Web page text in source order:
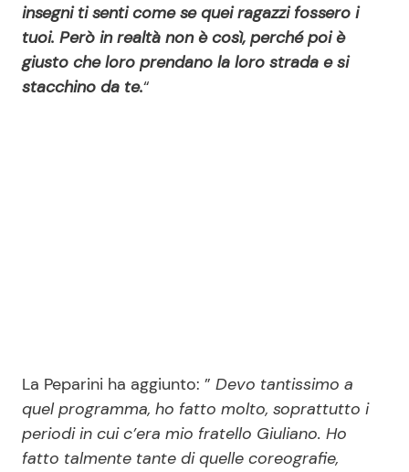
insegni ti senti come se quei ragazzi fossero i
tuoi. Però in realtà non è così, perché poi è
giusto che loro prendano la loro strada e si
stacchino da te.“
La Peparini ha aggiunto: ” Devo tantissimo a
quel programma, ho fatto molto, soprattutto i
periodi in cui c’era mio fratello Giuliano. Ho
fatto talmente tante di quelle coreografie,